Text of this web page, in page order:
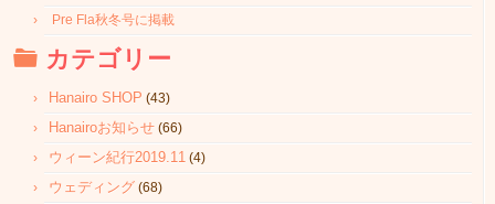
Pre Fla秋冬号に掲載
カテゴリー
Hanairo SHOP (43)
Hanairoお知らせ (66)
ウィーン紀行2019.11 (4)
ウェディング (68)